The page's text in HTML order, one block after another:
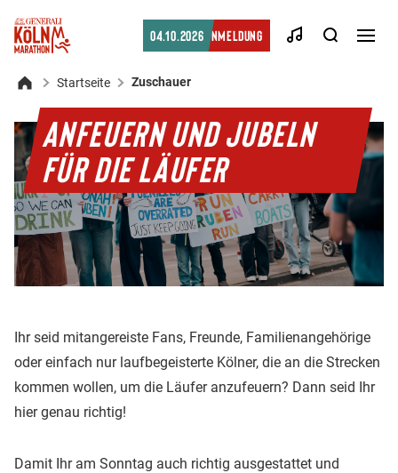
04.10.2026 Anmeldung Suche
Startseite
Startseite Zuschauer
ANFEUERN UND JUBELN
FÜR DIE LÄUFER
Ihr seid mitangereiste Fans, Freunde, Familienangehörige
oder einfach nur laufbegeisterte Kölner, die an die Strecken
kommen wollen, um die Läufer anzufeuern? Dann seid Ihr
hier genau richtig!
Damit Ihr am Sonntag auch richtig ausgestattet und